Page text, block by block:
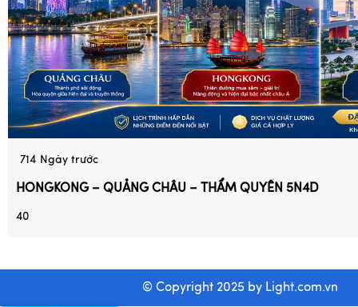
714 Ngày trước
HONGKONG – QUẢNG CHÂU – THẨM QUYẾN 5N4D
40
© Copyright 2025 by Light.com.vn